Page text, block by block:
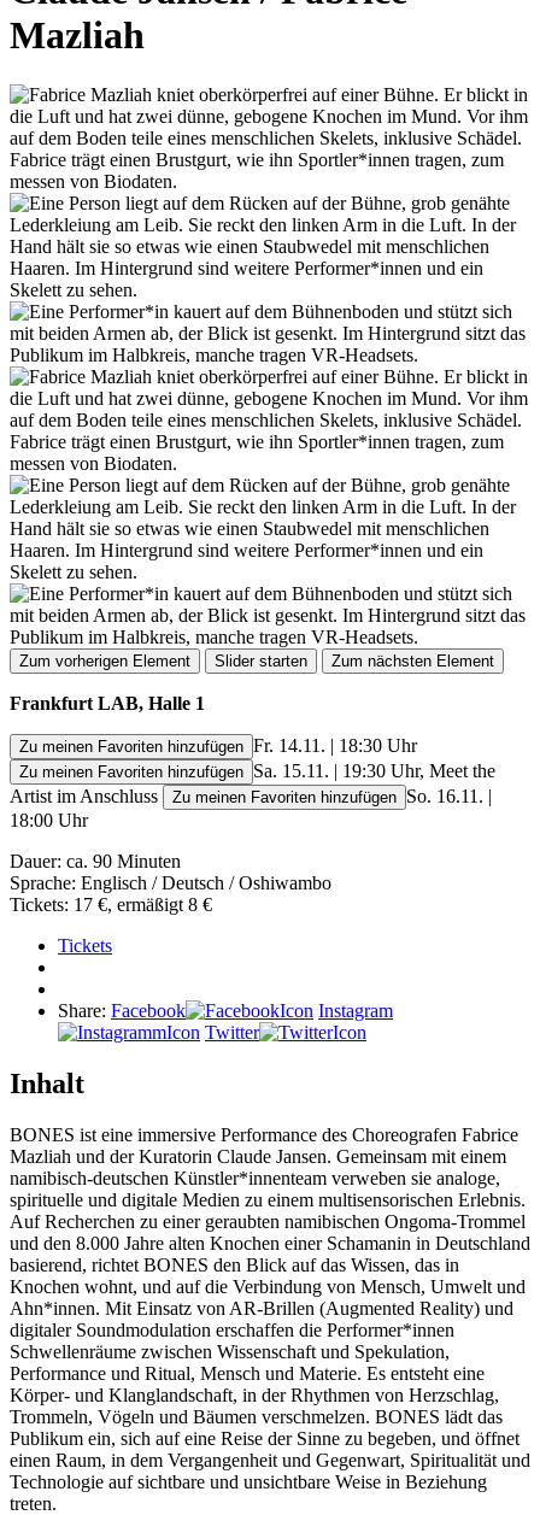
Mazliah
Zum vorherigen Element Slider starten Zum nächsten Element
Frankfurt LAB, Halle 1
Zu meinen Favoriten hinzufügen Fr. 14.11. | 18:30 Uhr
Zu meinen Favoriten hinzufügen Sa. 15.11. | 19:30 Uhr, Meet the
Artist im Anschluss
Zu meinen Favoriten hinzufügen So. 16.11. |
18:00 Uhr
Dauer: ca. 90 Minuten
Sprache: Englisch / Deutsch / Oshiwambo
Tickets: 17 €, ermäßigt 8 €
Tickets
Share: Facebook
Instagram
Twitter
Inhalt
BONES ist eine immersive Performance des Choreografen Fabrice
Mazliah und der Kuratorin Claude Jansen. Gemeinsam mit einem
namibisch-deutschen Künstler*innenteam verweben sie analoge,
spirituelle und digitale Medien zu einem multisensorischen Erlebnis.
Auf Recherchen zu einer geraubten namibischen Ongoma-Trommel
und den 8.000 Jahre alten Knochen einer Schamanin in Deutschland
basierend, richtet BONES den Blick auf das Wissen, das in
Knochen wohnt, und auf die Verbindung von Mensch, Umwelt und
Ahn*innen. Mit Einsatz von AR-Brillen (Augmented Reality) und
digitaler Soundmodulation erschaffen die Performer*innen
Schwellenräume zwischen Wissenschaft und Spekulation,
Performance und Ritual, Mensch und Materie. Es entsteht eine
Körper- und Klanglandschaft, in der Rhythmen von Herzschlag,
Trommeln, Vögeln und Bäumen verschmelzen. BONES lädt das
Publikum ein, sich auf eine Reise der Sinne zu begeben, und öffnet
einen Raum, in dem Vergangenheit und Gegenwart, Spiritualität und
Technologie auf sichtbare und unsichtbare Weise in Beziehung
treten.